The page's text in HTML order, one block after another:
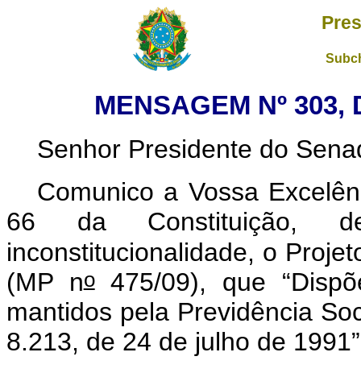
MENSAGEM Nº 303,
Senhor Presidente do
Comunico a Vossa
66 da Constituição,
inconstitucionalidade, o
(MP no475/09), que
mantidos pela Previdência
8.213, de 24 de julho de